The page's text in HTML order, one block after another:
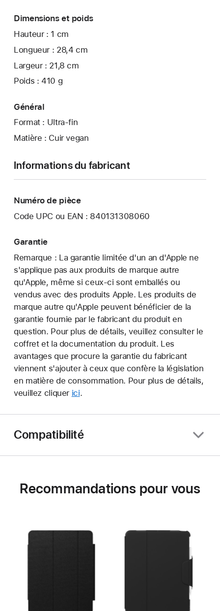
Dimensions et poids
Hauteur : 1 cm
Longueur : 28,4 cm
Largeur : 21,8 cm
Poids : 410 g
Général
Format : Ultra-fin
Matière : Cuir vegan
Informations du fabricant
Numéro de pièce
Code UPC ou EAN : 840131308060
Garantie
Remarque : La garantie limitée d'un an d'Apple ne
s'applique pas aux produits de marque autre
qu'Apple, même si ceux-ci sont emballés ou
vendus avec des produits Apple. Les produits de
marque autre qu'Apple peuvent bénéficier de la
garantie fournie par le fabricant du produit en
question. Pour plus de détails, veuillez consulter le
coffret et la documentation du produit. Les
avantages que procure la garantie du fabricant
viennent s'ajouter à ceux que confère la législation
en matière de consommation. Pour plus de détails,
veuillez cliquer ici.
Compatibilité
Recommandations pour vous